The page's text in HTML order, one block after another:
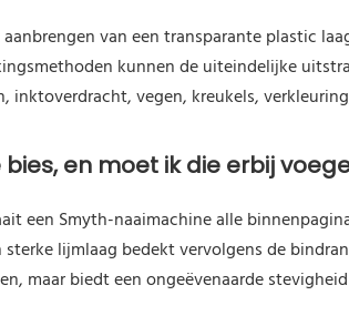
van een transparante plastic
kunnen de uiteindelijke
inktoverdracht, vegen, kreukels,
en moet ik die erbij
een Smyth-naaimachine alle
sterke lijmlaag bedekt vervolgens de
maar biedt een ongeëvenaarde